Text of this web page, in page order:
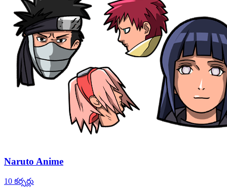
Naruto Anime
10 కర్సర్లు